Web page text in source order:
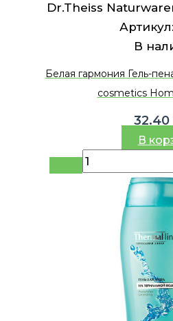
Dr.Theiss
Артикул:
В
Белая гармония Гель-
cosmetics
32.40
В